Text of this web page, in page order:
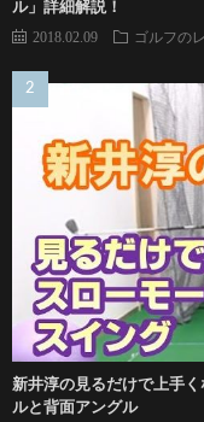
ル」詳細解説！
2018.02.09 ゴルフの
新井淳の見るだけで上手
ルと背面アングル